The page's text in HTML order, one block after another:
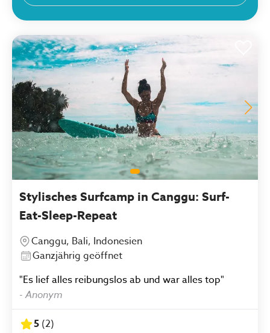
Stylisches Surfcamp in Canggu: Surf-
Eat-Sleep-Repeat
Canggu, Bali, Indonesien
Ganzjährig geöffnet
"Es lief alles reibungslos ab und war alles top"
- Anonym
5 (2)